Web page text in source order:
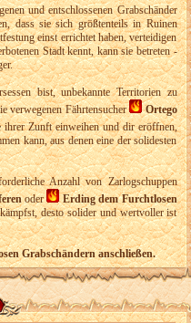
und entschlossenen Grabschänder
dass sie sich größtenteils in Ruinen
einst errichtet haben, verteidigen
Stadt kennt, kann sie betreten -
bist, unbekannte Territorien zu
verwegenen Fährtensucher
Ortego
ihrer Zunft einweihen und dir eröffnen,
kann, aus denen eine der solidesten
Anzahl von Zarlogschuppen
oder
Erding dem Furchtlosen
desto solider und wertvoller ist
Grabschändern anschließen.